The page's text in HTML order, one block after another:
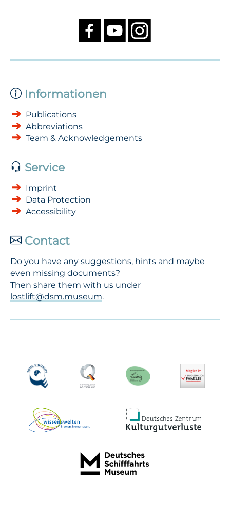
Informationen
Publications
Abbreviations
Team & Acknowledgements
Service
Imprint
Data Protection
Accessibility
Contact
Do you have any suggestions, hints and maybe
even missing documents?
Then share them with us under
lostlift@dsm.museum.